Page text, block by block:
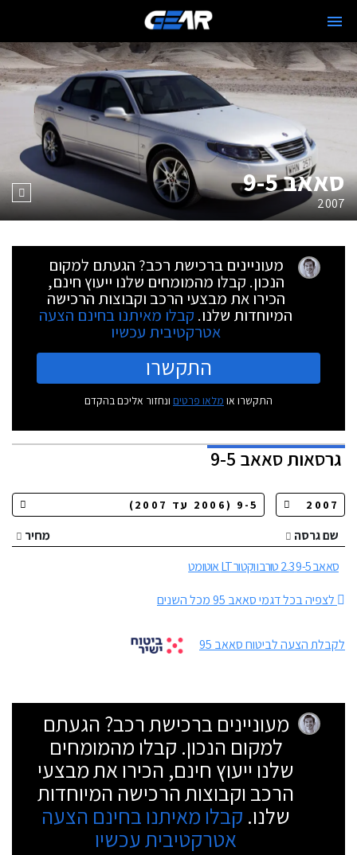
סאאב 9-5
2007
מעוניינים ברכישת רכב? הגעתם למקום
הנכון. קבלו מהמומחים שלנו ייעוץ חינם,
הכירו את מבצעי הרכב וקבוצות הרכישה
המיוחדות שלנו. קבלו מאיתנו בחינם הצעה
אטרקטיבית עכשיו
התקשרו
התקשרו או מלאו פרטים ונחזור אליכם בהקדם
גרסאותסאאב 9-5
שם גרסה
מחיר
סאאב 9-5 2.3 טורבו וקטור LT אוטומט
לצפיה בכל דגמי סאאב 95 מכל השנים
לקבלת הצעה לביטוח סאאב 95
מעוניינים ברכישת רכב? הגעתם
למקום הנכון. קבלו מהמומחים
שלנו ייעוץ חינם, הכירו את מבצעי
הרכב וקבוצות הרכישה המיוחדות
שלנו. קבלו מאיתנו בחינם הצעה
אטרקטיבית עכשיו